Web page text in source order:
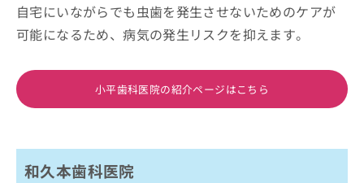
自宅にいながらでも虫歯を発生させないためのケアが
可能になるため、病気の発生リスクを抑えます。
小平歯科医院の紹介ページはこちら
和久本歯科医院